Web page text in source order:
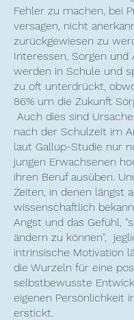
Fehler zu machen, bei
versagen, nicht
zurückgewiesen zu
Interessen, Sorgen und
werden in Schule und
zu oft unterdrückt,
86% um die Zukunft
Auch dies sind
nach der Schulzeit im
laut Gallup-Studie nur
jungen Erwachsenen
ihren Beruf ausüben.
Zeiten, in denen längst
wissenschaftlich
Angst und das Gefühl,
ändern zu können",
intrinsische Motivation
die Wurzeln für eine
selbstbewusste
eigenen Persönlichkeit
erstickt.